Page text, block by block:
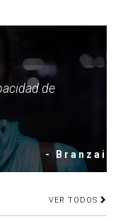
de
- Branzai
VER TODOS